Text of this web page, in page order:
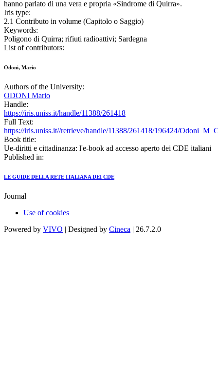
hanno parlato di una vera e propria «Sindrome di Quirra».
Iris type:
2.1 Contributo in volume (Capitolo o Saggio)
Keywords:
Poligono di Quirra; rifiuti radioattivi; Sardegna
List of contributors:
Odoni, Mario
Authors of the University:
ODONI Mario
Handle:
https://iris.uniss.it/handle/11388/261418
Full Text:
https://iris.uniss.it//retrieve/handle/11388/261418/196424/
Book title:
Ue-diritti e cittadinanza: l'e-book ad accesso aperto dei CDE italiani
Published in:
LE GUIDE DELLA RETE ITALIANA DEI CDE
Journal
Use of cookies
Powered by VIVO | Designed by Cineca | 26.7.2.0